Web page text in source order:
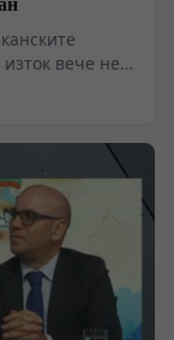
вече не е
мозъчни
от системи
на
На
на терен
едностранен
от конфликт,